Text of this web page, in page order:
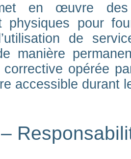
en œuvre des
physiques pour
de
manière
opérée
accessible durant